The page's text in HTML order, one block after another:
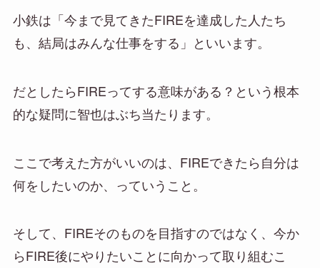
小鉄は「今まで見てきたFIREを達成した人たち
も、結局はみんな仕事をする」といいます。
だとしたらFIREってする意味がある？という根本
的な疑問に智也はぶち当たります。
ここで考えた方がいいのは、FIREできたら自分は
何をしたいのか、っていうこと。
そして、FIREそのものを目指すのではなく、今か
らFIRE後にやりたいことに向かって取り組むこ